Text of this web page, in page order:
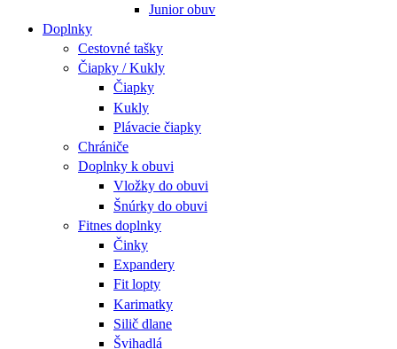
Junior obuv
Doplnky
Cestovné tašky
Čiapky / Kukly
Čiapky
Kukly
Plávacie čiapky
Chrániče
Doplnky k obuvi
Vložky do obuvi
Šnúrky do obuvi
Fitnes doplnky
Činky
Expandery
Fit lopty
Karimatky
Silič dlane
Švihadlá